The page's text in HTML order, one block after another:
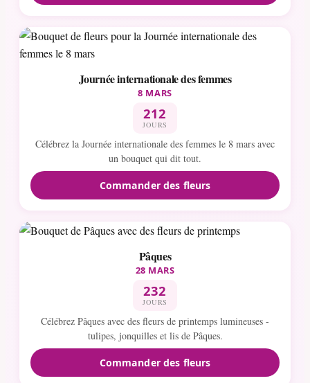
Journée internationale des femmes
8 MARS
212
JOURS
Célébrez la Journée internationale des femmes le 8 mars avec
un bouquet qui dit tout.
Commander des fleurs
Pâques
28 MARS
232
JOURS
Célébrez Pâques avec des fleurs de printemps lumineuses -
tulipes, jonquilles et lis de Pâques.
Commander des fleurs